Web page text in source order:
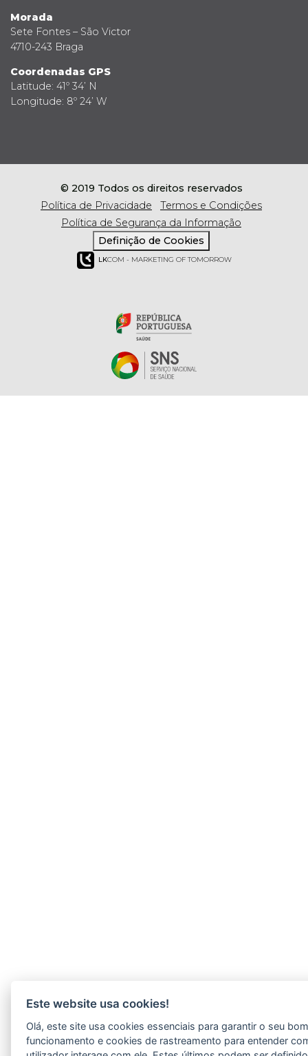
Morada
Sete Fontes – São Victor
4710-243 Braga
Coordenadas GPS
Latitude: 41º 34’ N
Longitude: 8º 24’ W
© 2019 Todos os direitos reservados
Política de Privacidade
Termos e Condições
Política de Segurança da Informação
Definição de Cookies
LKCOM - MARKETING OF TOMORROW
Este website usa cookies!
Olá, este site usa cookies essenciais para garantir o seu
funcionamento e cookies de rastreamento para entender